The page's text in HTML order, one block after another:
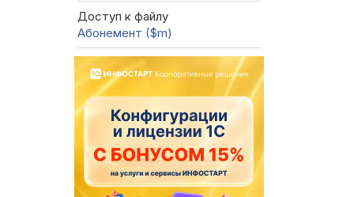
Доступ к файлу
Абонемент ($m)